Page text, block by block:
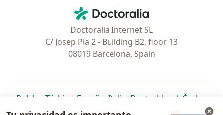
Doctoralia - Página de inicio
Doctoralia Internet SL
C/ Josep Pla 2 - Building B2, floor 13
08019 Barcelona, Spain
Polska se abre en una nueva pestaña
Türkiye se abre en una nueva pestaña
España se abre en una nueva pestaña
Italia se abre en una nueva
Deutschlandse abre en
Česko
Portugal
se abre en una nueva pestaña
México se abre en una nueva pestaña
Chile se abre en una nueva pestaña
Brasil se abre en una nueva
se abre en
se